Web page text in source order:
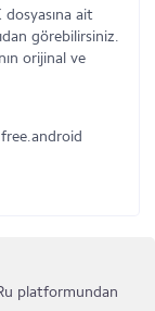
ait
görebilirsiniz.
orijinal ve
platformundan